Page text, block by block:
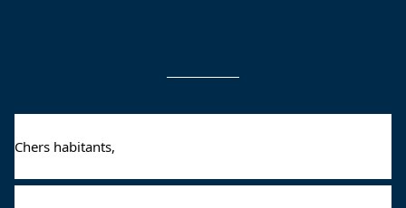
Chers habitants,